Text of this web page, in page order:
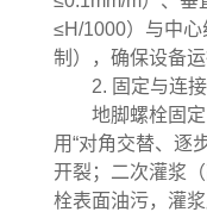
≤H/1000）与中
制），确保设备
2. 固定与连接
地脚螺栓固
用“对角交替、逐
开裂；二次灌浆
栓表面油污，灌